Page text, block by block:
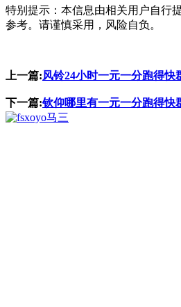
特别提示：本信息由相关用户自行
参考。请谨慎采用，风险自负。
上一篇:风铃24小时一元一分跑得快
下一篇:钦仰哪里有一元一分跑得快
马三